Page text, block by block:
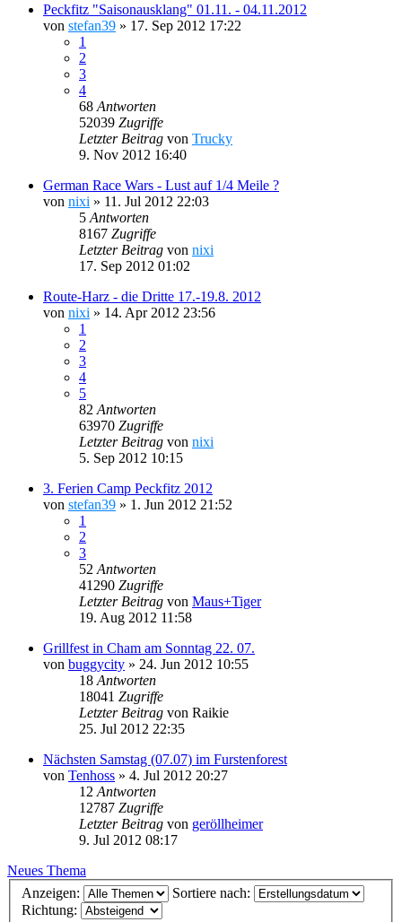
Peckfitz "Saisonausklang" 01.11. - 04.11.2012
von stefan39 » 17. Sep 2012 17:22
1
2
3
4
68 Antworten
52039 Zugriffe
Letzter Beitrag von Trucky
9. Nov 2012 16:40
German Race Wars - Lust auf 1/4 Meile ?
von nixi » 11. Jul 2012 22:03
5 Antworten
8167 Zugriffe
Letzter Beitrag von nixi
17. Sep 2012 01:02
Route-Harz - die Dritte 17.-19.8. 2012
von nixi » 14. Apr 2012 23:56
1
2
3
4
5
82 Antworten
63970 Zugriffe
Letzter Beitrag von nixi
5. Sep 2012 10:15
3. Ferien Camp Peckfitz 2012
von stefan39 » 1. Jun 2012 21:52
1
2
3
52 Antworten
41290 Zugriffe
Letzter Beitrag von Maus+Tiger
19. Aug 2012 11:58
Grillfest in Cham am Sonntag 22. 07.
von buggycity » 24. Jun 2012 10:55
18 Antworten
18041 Zugriffe
Letzter Beitrag von Raikie
25. Jul 2012 22:35
Nächsten Samstag (07.07) im Furstenforest
von Tenhoss » 4. Jul 2012 20:27
12 Antworten
12787 Zugriffe
Letzter Beitrag von geröllheimer
9. Jul 2012 08:17
Neues Thema
Anzeigen:
Sortiere nach:
Richtung: